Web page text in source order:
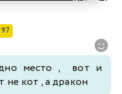
место , вот и
не кот , а дракон